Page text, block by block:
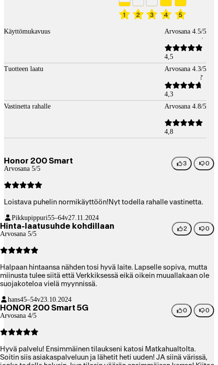
1 2 3 4 5
Käyttömukavuus Arvosana 4.5/5
4,5
Tuotteen laatu
Arvosana 4.3/5
4,3
Vastinetta rahalle
Arvosana 4.8/5
4,8
Honor 200 Smart
Arvosana 5/5
3 0
Loistava puhelin normikäyttöön!Nyt todella rahalle vastinetta.
Pikkupippuri55–64v27.11.2024
Hinta-laatusuhde kohdillaan
Arvosana 5/5
2 0
Halpaan hintaansa nähden tosi hyvä laite. Lapselle sopiva, mutta
miinusta tulee siitä että Verkkiksessä eikä oikein muuallakaan ole
suojakoteloa vielä myynnissä.
hans45–54v23.10.2024
HONOR 200 Smart 5G
Arvosana 4/5
0 0
Hyvä palvelu! Ensimmäinen tilaukseni katosi Matkahualtolta.
Soitin siis asiakaspalveluun ja lähetit heti uuden! JA siinä värissä,